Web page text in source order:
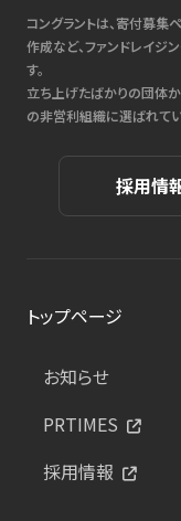
コングラントは、寄付募集
作成など、ファンドレイ
す。
立ち上げたばかりの団体
の非営利組織に選ばれてい
採用情
トップページ
お知らせ
PRTIMES
採用情報